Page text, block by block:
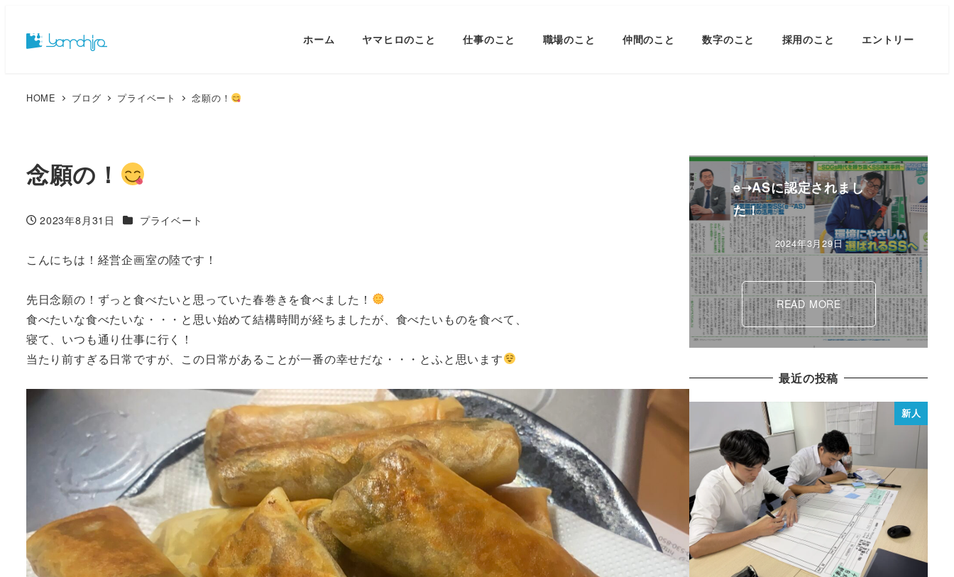
ホーム ヤマヒロのこと 仕事のこと 職場のこと 仲間のこと 数字のこと 採用のこと エントリー
HOME ブログ プライベート 念願の！
念願の！
投稿日
2023年8月31日 カテゴリー
プライベート
こんにちは！経営企画室の陸です！
先日念願の！ずっと食べたいと思っていた春巻きを食べました！
食べたいな食べたいな・・・と思い始めて結構時間が経ちましたが、食べたいものを食べて、
寝て、いつも通り仕事に行く！
当たり前すぎる日常ですが、この日常があることが一番の幸せだな・・・とふと思います
e➝ASに認定されまし
た！
2024年3月29日
READ MORE
最近の投稿
新人